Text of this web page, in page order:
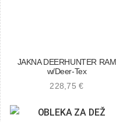
JAKNA DEERHUNTER RAM
w/Deer-Tex
228,75€